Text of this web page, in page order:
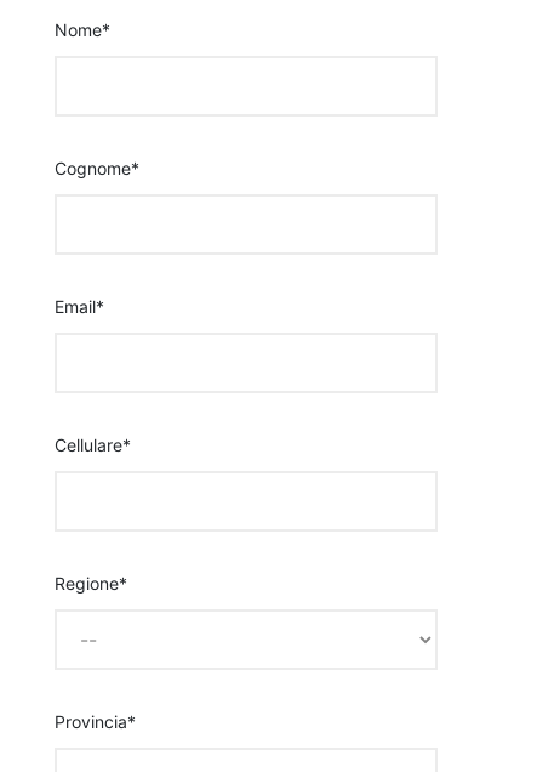
Nome*
Cognome*
Email*
Cellulare*
Regione*
Provincia*